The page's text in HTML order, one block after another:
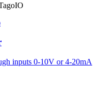
inputs 0-10V or 4-20mA